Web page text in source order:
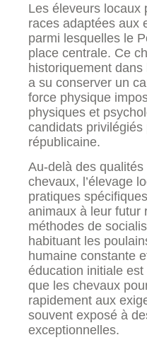
Les éleveurs locaux
races adaptées aux
parmi lesquelles le
place centrale. Ce
historiquement dans
a su conserver un
force physique
physiques et
candidats privilégiés
républicaine.
Au-delà des
chevaux, l’élevage
pratiques
animaux à leur futur
méthodes de
habituant les
humaine constante
éducation initiale
que les chevaux
rapidement aux
souvent exposé à
exceptionnelles.